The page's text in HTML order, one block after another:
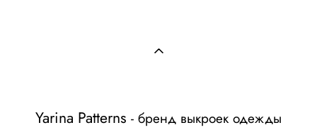
Yarina Patterns - бренд выкроек одежды